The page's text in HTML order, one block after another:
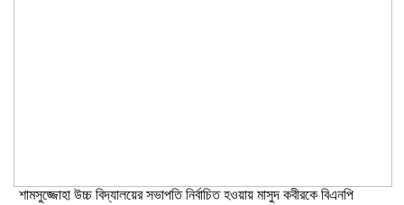
শামসুজ্জোহা উচ্চ বিদ্যালয়ের সভাপতি নির্বাচিত হওয়ায় মাসুদ কবীরকে বিএনপি